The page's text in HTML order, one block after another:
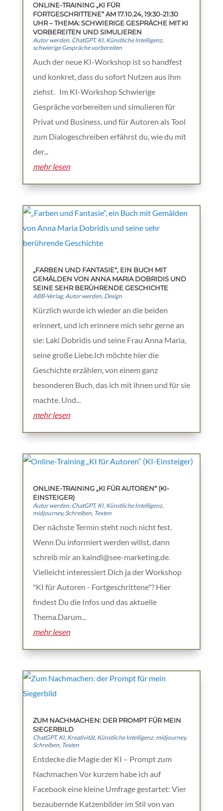
ONLINE-TRAINING „KI FÜR
FORTGESCHRITTENE“ AM 17.10.24, 19:30-21:30
UHR – THEMA: SCHWIERIGE GESPRÄCHE MIT KI
VORBEREITEN UND SIMULIEREN
Autor werden, ChatGPT, KI, Künstliche Intelligenz,
schwierige Gespräche vorbereiten
Auch der neue KI-Workshop ist so handfest
und konkret, dass du sofort Nutzen aus ihm
ziehst. Im KI-Workshop Schwierige
Gespräche vorbereiten und simulieren für
Privat und Business, und für Autoren als Tool
zum Dialogeschreiben erfährst du, wie du mit
der...
mehr lesen
„FARBEN UND FANTASIE“, EIN BUCH MIT
GEMÄLDEN VON ANNA MARIA DOBRIDIS UND
SEINE SEHR BERÜHRENDE GESCHICHTE
ABB-Verlag, Autor werden, Design
Kürzlich wurde ich wieder an die beiden
erinnert, und ich erinnere mich sehr gerne an
sie: Laki Dobridis und seine Frau Anna Maria,
seine große Liebe.Ich möchte hier die
Geschichte erzählen, von einem ganz
besonderen Buch, das ich mit ihnen und für sie
machte. Und...
mehr lesen
ONLINE-TRAINING „KI FÜR AUTOREN“ (KI-
EINSTEIGER)
Autor werden, ChatGPT, KI, Künstliche Intelligenz,
midjourney, Schreiben, Texten
Der nächste Termin steht noch nicht fest.
Wenn Du informiert werden willst, dann
schreib mir an kaindl@see-marketing.de.
Vielleicht interessiert Dich ja der Workshop
"KI für Autoren - Fortgeschrittene"? Hier
findest Du die Infos und das aktuelle
Thema.Darum...
mehr lesen
ZUM NACHMACHEN: DER PROMPT FÜR MEIN
SIEGERBILD
ChatGPT, KI, Kreativität, Künstliche Intelligenz, midjourney,
Schreiben, Texten
Entdecke die Magie der KI – Prompt zum
Nachmachen Vor kurzem habe ich auf
Facebook eine kleine Umfrage gestartet: Vier
bezaubernde Katzenbilder im Stil von van